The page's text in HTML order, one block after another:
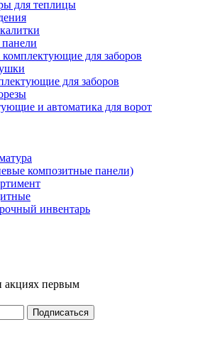
для теплицы
для заборов
для заборов
и автоматика для ворот
композитные панели)
инвентарь
акциях первым